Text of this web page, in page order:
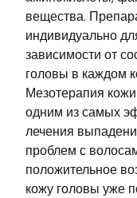
вещества.
индивидуально
зависимости от
головы в каждом
Мезотерапия
одним из самых
лечения
проблем с
положительное
кожу головы уже